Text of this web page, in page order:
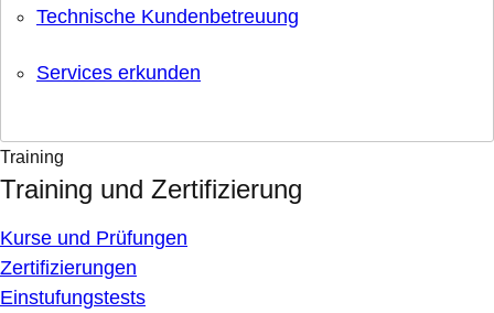
Technische Kundenbetreuung
Services erkunden
Training
Training und Zertifizierung
Kurse und Prüfungen
Zertifizierungen
Einstufungstests